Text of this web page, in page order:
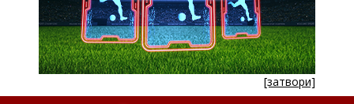
[затвори]